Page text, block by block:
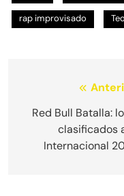
rap improvisado
Navegación
de
entradas
Red Bull Batalla:
clasificados
Internacional